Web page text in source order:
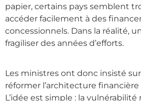
papier, certains pays semblent
accéder facilement à des
concessionnels. Dans la réalité,
fragiliser des années d’efforts.
Les ministres ont donc insisté
réformer l’architecture
L’idée est simple : la